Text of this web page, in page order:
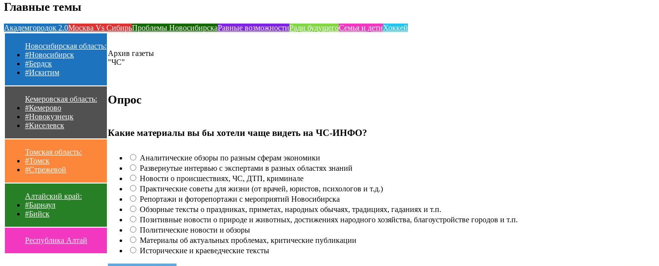
Главные темы
Академгородок 2.0Москва Vs СибирьПроблемы НовосибирскаРавные возможностиРади будущегоСемья и детиХоккей
Новосибирская область:
#Новосибирск
#Бердск
#Искитим
Кемеровская область:
#Кемерово
#Новокузнецк
#Киселевск
Томская область:
#Томск
#Стрежевой
Алтайский край:
#Барнаул
#Бийск
Республика Алтай
Архив газеты
"ЧС"
Опрос
Какие материалы вы бы хотели чаще видеть на ЧС-ИНФО?
Аналитические обзоры по разным сферам экономики
Развернутые интервью с экспертами в разных областях знаний
Новости о происшествиях, ЧС, ДТП, криминале
Практические советы для жизни (от врачей, юристов, психологов и т.д.)
Репортажи и фоторепортажи с мероприятий Новосибирска
Обзорные тексты о праздниках, приметах, народных обычаях, традициях, гаданиях и т.п.
Позитивные новости о природе и животных, достижениях народного хозяйства, благоустройстве городов и т.п.
Политические новости и обзоры
Материалы об актуальных проблемах, критические публикации
Исторические и краеведческие тексты